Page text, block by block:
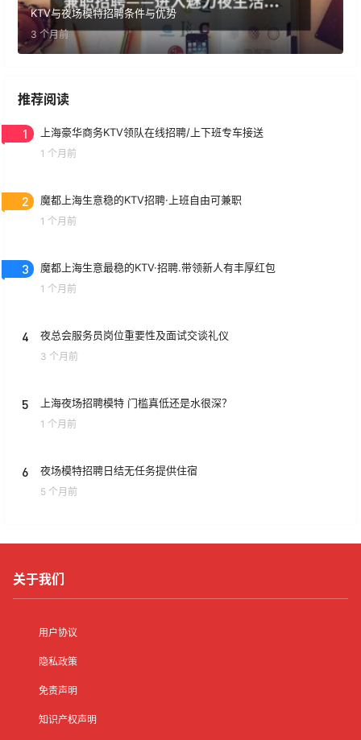
KTV与夜场模特招聘条件与优势
3 个月前
推荐阅读
1 上海豪华商务KTV领队在线招聘/上下班专车接送
1 个月前
2 魔都上海生意稳的KTV招聘·上班自由可兼职
1 个月前
3 魔都上海生意最稳的KTV·招聘.带领新人有丰厚红包
1 个月前
4 夜总会服务员岗位重要性及面试交谈礼仪
3 个月前
5 上海夜场招聘模特 门槛真低还是水很深？
1 个月前
6 夜场模特招聘日结无任务提供住宿
5 个月前
关于我们
用户协议
隐私政策
免责声明
知识产权声明